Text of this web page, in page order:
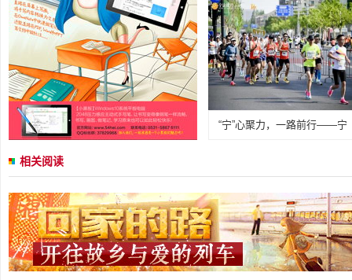
“宁”心聚力，一路前行——宁
相关阅读